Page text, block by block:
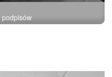
podpisów